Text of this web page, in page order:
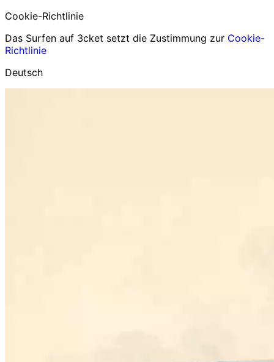
Cookie-Richtlinie
Das Surfen auf 3cket setzt die Zustimmung zur Cookie-
Richtlinie
Deutsch